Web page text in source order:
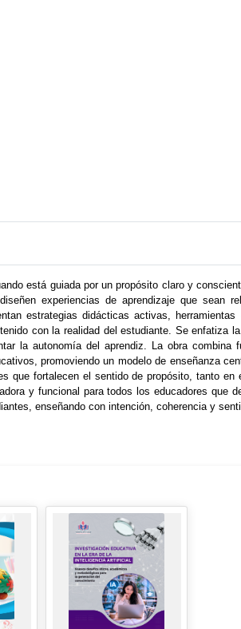
está guiada por un propósito claro y
experiencias de aprendizaje que sean
estrategias didácticas activas, herramientas
con la realidad del estudiante. Se enfatiza
la autonomía del aprendiz. La obra combina
promoviendo un modelo de enseñanza
que fortalecen el sentido de propósito, tanto en
y funcional para todos los educadores que
enseñando con intención, coherencia y